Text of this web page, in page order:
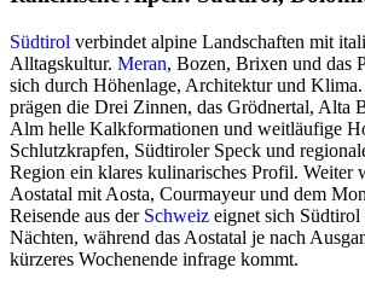
Südtirol verbindet alpine Landschaften mit
Alltagskultur. Meran, Bozen, Brixen und das
sich durch Höhenlage, Architektur und
prägen die Drei Zinnen, das Grödnertal, Alta
Alm helle Kalkformationen und weitläufige
Schlutzkrapfen, Südtiroler Speck und
Region ein klares kulinarisches Profil. Weiter
Aostatal mit Aosta, Courmayeur und dem
Reisende aus der Schweiz eignet sich Südtirol
Nächten, während das Aostatal je nach
kürzeres Wochenende infrage kommt.